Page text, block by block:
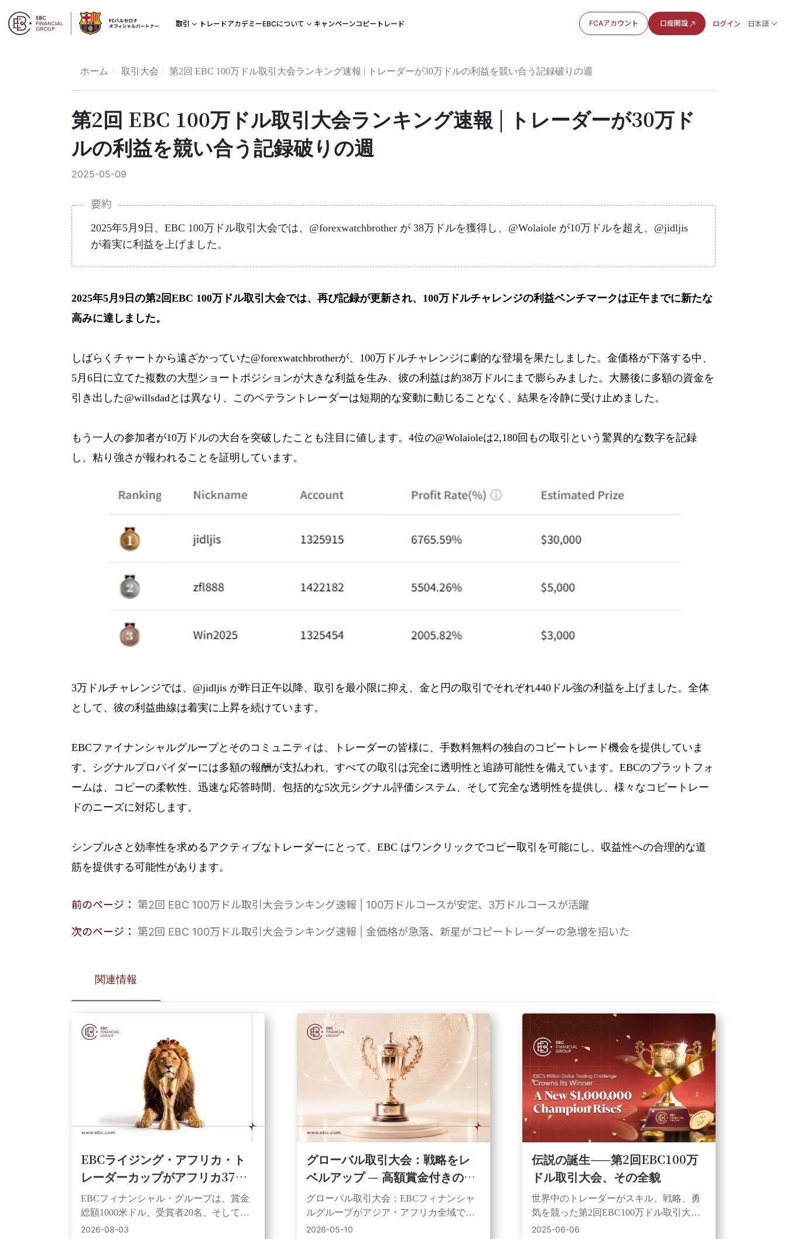
取引 トレードアカデミーEBCについて キャンペーンコピートレード FCAアカウント 口座開設 ログイン 日本語
ホーム 取引大会 第2回 EBC 100万ドル取引大会ランキング速報 | トレーダーが30万ドルの利益を競い合う記録破りの週
第2回 EBC 100万ドル取引大会ランキング速報 | トレーダーが30万ド
ルの利益を競い合う記録破りの週
2025-05-09
要約
2025年5月9日、EBC 100万ドル取引大会では、@forexwatchbrother が 38万ドルを獲得し、@Wolaiole が10万ドルを超え、@jidljis
が着実に利益を上げました。
2025年5月9日の第2回EBC 100万ドル取引大会では、再び記録が更新され、100万ドルチャレンジの利益ベンチマークは正午までに新たな
高みに達しました。
しばらくチャートから遠ざかっていた@forexwatchbrotherが、100万ドルチャレンジに劇的な登場を果たしました。金価格が下落する中、
5月6日に立てた複数の大型ショートポジションが大きな利益を生み、彼の利益は約38万ドルにまで膨らみました。大勝後に多額の資金を
引き出した@willsdadとは異なり、このベテラントレーダーは短期的な変動に動じることなく、結果を冷静に受け止めました。
もう一人の参加者が10万ドルの大台を突破したことも注目に値します。4位の@Wolaioleは2,180回もの取引という驚異的な数字を記録
し、粘り強さが報われることを証明しています。
3万ドルチャレンジでは、@jidljis が昨日正午以降、取引を最小限に抑え、金と円の取引でそれぞれ440ドル強の利益を上げました。全体
として、彼の利益曲線は着実に上昇を続けています。
EBCファイナンシャルグループとそのコミュニティは、トレーダーの皆様に、手数料無料の独自のコピートレード機会を提供していま
す。シグナルプロバイダーには多額の報酬が支払われ、すべての取引は完全に透明性と追跡可能性を備えています。EBCのプラットフォ
ームは、コピーの柔軟性、迅速な応答時間、包括的な5次元シグナル評価システム、そして完全な透明性を提供し、様々なコピートレー
ドのニーズに対応します。
シンプルさと効率性を求めるアクティブなトレーダーにとって、EBC はワンクリックでコピー取引を可能にし、収益性への合理的な道
筋を提供する可能性があります。
前のページ： 第2回 EBC 100万ドル取引大会ランキング速報 | 100万ドルコースが安定、3万ドルコースが活躍
次のページ： 第2回 EBC 100万ドル取引大会ランキング速報 | 金価格が急落、新星がコピートレーダーの急増を招いた
関連情報
EBCライジング・アフリカ・ト
レーダーカップがアフリカ37カ
国で開幕。トレーダーに平等な
スタートと賞金獲得のチャンス
を提供
EBCフィナンシャル・グループは、賞金
総額1000米ドル、受賞者20名、そして同
額の初期資金を提供するアフリカ全土を
2026-08-03
グローバル取引大会：戦略をレ
ベルアップ — 高額賞金付きの取
引大会を開催
グローバル取引大会：EBCフィナンシャ
ルグループがアジア・アフリカ全域で開
始した、2トラック制（シミュレーショ
2026-05-10
伝説の誕生——第2回EBC100万
ドル取引大会、その全貌
世界中のトレーダーがスキル、戦略、勇
気を競った第2回EBC100万ドル取引大
会。100万ドルチャレンジと3万ドルチャ
2025-06-06